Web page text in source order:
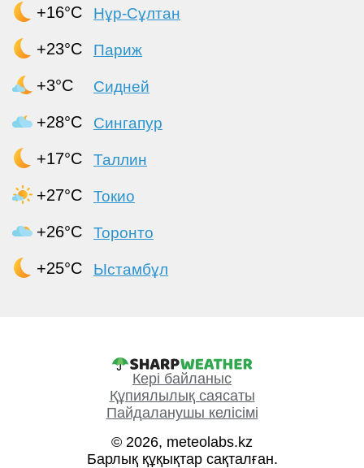
+16°C
Нұр-Сұлтан
+23°C
Париж
+3°C
Сидней
+28°C
Сингапур
+17°C
Таллин
+27°C
Токио
+26°C
Торонто
+25°C
Ыстамбұл
Кері байланыс
Құпиялылық саясаты
Пайдаланушы келісімі
© 2026, meteolabs.kz
Барлық құқықтар сақталған.